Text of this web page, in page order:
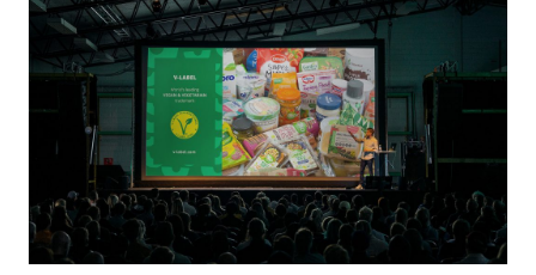
Nieuws
Persmateriaal